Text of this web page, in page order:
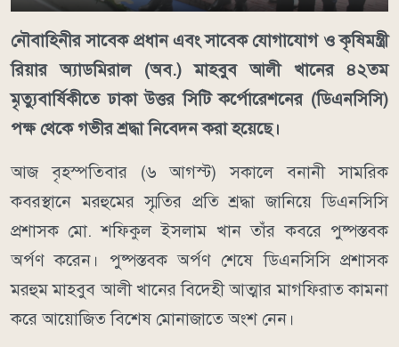
নৌবাহিনীর সাবেক প্রধান এবং সাবেক যোগাযোগ ও কৃষিমন্ত্রী
রিয়ার অ্যাডমিরাল (অব.) মাহবুব আলী খানের ৪২তম
মৃত্যুবার্ষিকীতে ঢাকা উত্তর সিটি কর্পোরেশনের (ডিএনসিসি)
পক্ষ থেকে গভীর শ্রদ্ধা নিবেদন করা হয়েছে।
আজ বৃহস্পতিবার (৬ আগস্ট) সকালে বনানী সামরিক
কবরস্থানে মরহুমের স্মৃতির প্রতি শ্রদ্ধা জানিয়ে ডিএনসিসি
প্রশাসক মো. শফিকুল ইসলাম খান তাঁর কবরে পুষ্পস্তবক
অর্পণ করেন। পুষ্পস্তবক অর্পণ শেষে ডিএনসিসি প্রশাসক
মরহুম মাহবুব আলী খানের বিদেহী আত্মার মাগফিরাত কামনা
করে আয়োজিত বিশেষ মোনাজাতে অংশ নেন।